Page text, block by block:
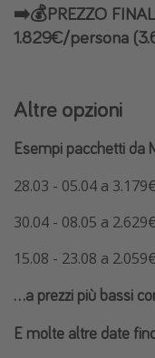
➡️💰PREZZO
1.829€/persona
Altre opzioni
Esempi pacchetti da
28.03 - 05.04 a 3.179€
30.04 - 08.05 a 2.629€
15.08 - 23.08 a 2.059€
...a prezzi più bassi
E molte altre date